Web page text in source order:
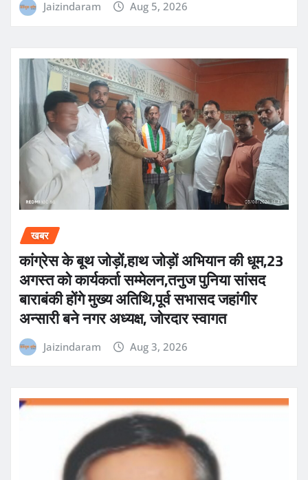
Jaizindaram Aug 5, 2026
खबर
कांग्रेस के बूथ जोड़ों,हाथ जोड़ों अभियान की धूम,23
अगस्त को कार्यकर्ता सम्मेलन,तनुज पुनिया सांसद
बाराबंकी होंगे मुख्य अतिथि,पूर्व सभासद जहांगीर
अन्सारी बने नगर अध्यक्ष, जोरदार स्वागत
Jaizindaram Aug 3, 2026